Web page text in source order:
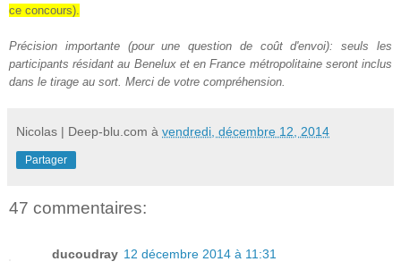
ce concours).
Précision importante (pour une question de coût d'envoi): seuls les
participants résidant au Benelux et en France métropolitaine seront inclus
dans le tirage au sort. Merci de votre compréhension.
Nicolas | Deep-blu.com à vendredi, décembre 12, 2014
Partager
47 commentaires:
ducoudray 12 décembre 2014 à 11:31